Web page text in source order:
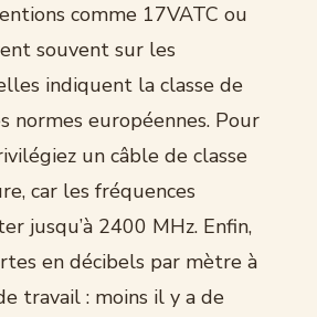
comme 17VATC ou
souvent sur les
indiquent la classe de
normes européennes. Pour
un câble de classe
car les fréquences
jusqu’à 2400 MHz. Enfin,
en décibels par mètre à
travail : moins il y a de